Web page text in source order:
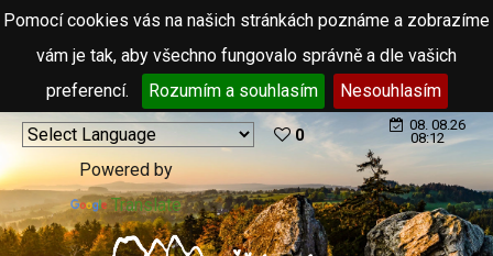
Pomocí cookies vás na našich stránkách poznáme a zobrazíme
vám je tak, aby všechno fungovalo správně a dle vašich
preferencí.
Rozumím a souhlasím Nesouhlasím
Powered by
Translate
0
08. 08.26
08:12